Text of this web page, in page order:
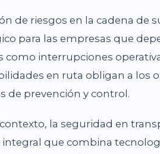
de riesgos en la cadena
para las empresas que
como interrupciones
en ruta obligan a los
de prevención y control.
la seguridad en
que combina